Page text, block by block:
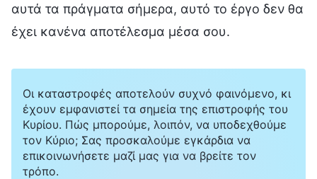
αυτά τα πράγματα σήμερα, αυτό το έργο δεν θα
έχει κανένα αποτέλεσμα μέσα σου.
Οι καταστροφές αποτελούν συχνό φαινόμενο, κι
έχουν εμφανιστεί τα σημεία της επιστροφής του
Κυρίου. Πώς μπορούμε, λοιπόν, να υποδεχθούμε
τον Κύριο; Σας προσκαλούμε εγκάρδια να
επικοινωνήσετε μαζί μας για να βρείτε τον
τρόπο.